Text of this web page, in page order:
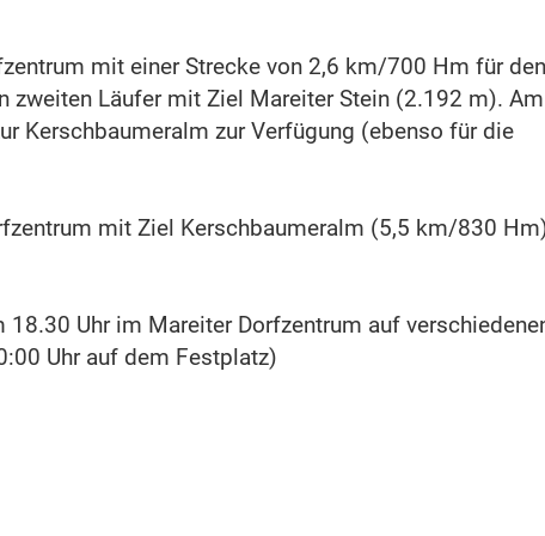
mit einer Strecke von 2,6 km/700 Hm für den
zweiten Läufer mit Ziel Mareiter Stein (2.192 m). Am
Kerschbaumeralm zur Verfügung (ebenso für die
mit Ziel Kerschbaumeralm (5,5 km/830
18.30 Uhr im Mareiter Dorfzentrum auf
Uhr auf dem Festplatz)